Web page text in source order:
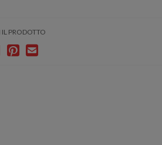
PRODOTTO